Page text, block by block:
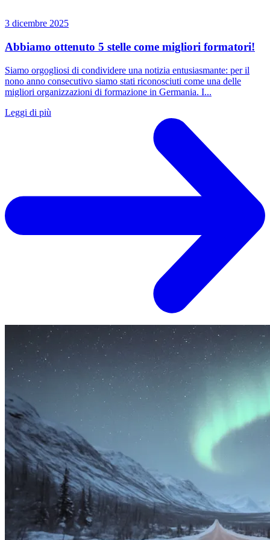
3 dicembre 2025
Abbiamo ottenuto 5 stelle come migliori formatori!
Siamo orgogliosi di condividere una notizia entusiasmante: per il
nono anno consecutivo siamo stati riconosciuti come una delle
migliori organizzazioni di formazione in Germania. I...
Leggi di più